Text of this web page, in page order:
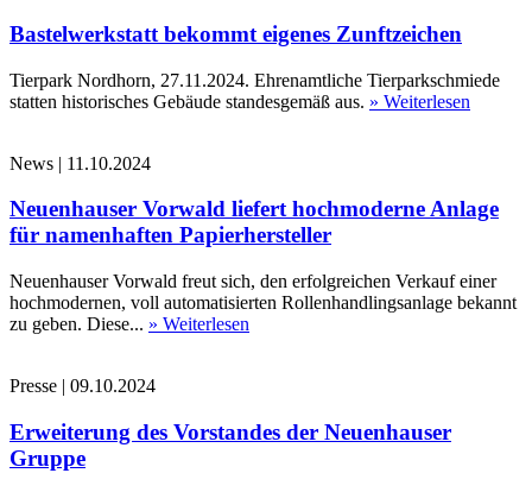
Bastelwerkstatt bekommt eigenes Zunftzeichen
Tierpark Nordhorn, 27.11.2024. Ehrenamtliche Tierparkschmiede
statten historisches Gebäude standesgemäß aus. » Weiterlesen
News | 11.10.2024
Neuenhauser Vorwald liefert hochmoderne Anlage
für namenhaften Papierhersteller
Neuenhauser Vorwald freut sich, den erfolgreichen Verkauf einer
hochmodernen, voll automatisierten Rollenhandlingsanlage bekannt
zu geben. Diese... » Weiterlesen
Presse | 09.10.2024
Erweiterung des Vorstandes der Neuenhauser
Gruppe